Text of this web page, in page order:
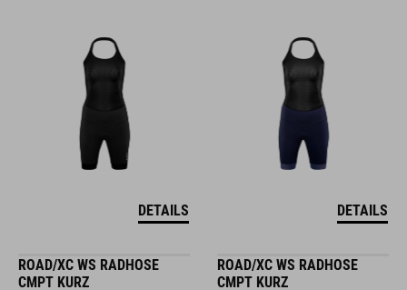
DETAILS DETAILS
ROAD/XC WS RADHOSE
CMPT KURZ
ROAD/XC WS RADHOSE
CMPT KURZ